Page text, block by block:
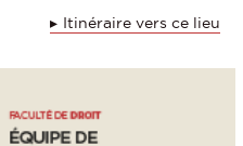
Itinéraire vers ce lieu